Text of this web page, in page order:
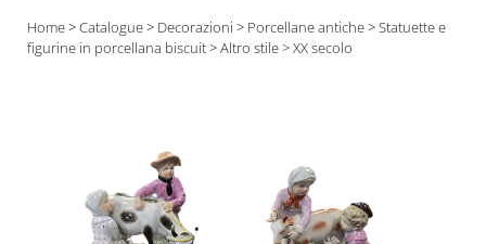
cercando
esattamente
Home>Catalogue> Decorazioni > Porcellane antiche>Statuette e
figurine in porcellana biscuit>Altro stile> XX secolo